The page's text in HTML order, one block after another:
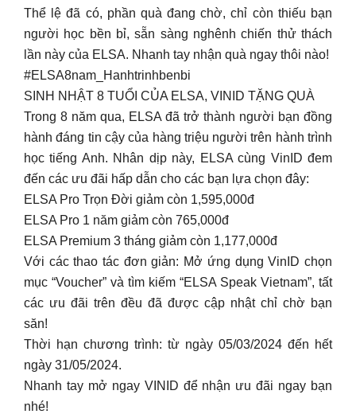
Thể lệ đã có, phần quà đang chờ, chỉ còn thiếu bạn
người học bền bỉ, sẵn sàng nghênh chiến thử thách
lần này của ELSA. Nhanh tay nhận quà ngay thôi nào!
#ELSA8nam_Hanhtrinhbenbi
SINH NHẬT 8 TUỔI CỦA ELSA, VINID TẶNG QUÀ
Trong 8 năm qua, ELSA đã trở thành người bạn đồng
hành đáng tin cậy của hàng triệu người trên hành trình
học tiếng Anh. Nhân dịp này, ELSA cùng VinID đem
đến các ưu đãi hấp dẫn cho các bạn lựa chọn đây:
ELSA Pro Trọn Đời giảm còn 1,595,000đ
ELSA Pro 1 năm giảm còn 765,000đ
ELSA Premium 3 tháng giảm còn 1,177,000đ
Với các thao tác đơn giản: Mở ứng dụng VinID chọn
mục “Voucher” và tìm kiếm “ELSA Speak Vietnam”, tất
các ưu đãi trên đều đã được cập nhật chỉ chờ bạn
săn!
Thời hạn chương trình: từ ngày 05/03/2024 đến hết
ngày 31/05/2024.
Nhanh tay mở ngay VINID để nhận ưu đãi ngay bạn
nhé!